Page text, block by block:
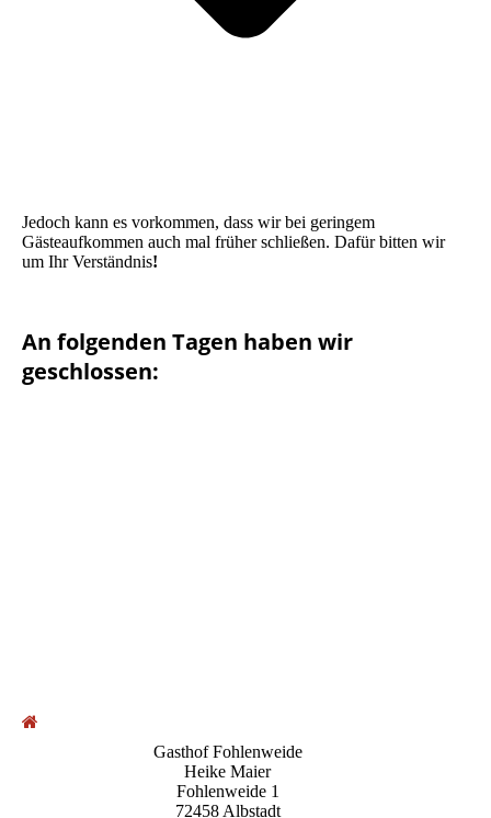
Jedoch kann es vorkommen, dass wir bei geringem
Gästeaufkommen auch mal früher schließen. Dafür bitten wir
um Ihr Verständnis!
An folgenden Tagen haben wir
geschlossen:
Gasthof Fohlenweide
Heike Maier
Fohlenweide 1
72458 Albstadt